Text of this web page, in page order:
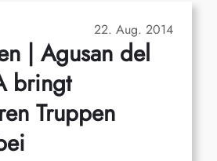
22. Aug. 2014
| Agusan del
bringt
Truppen